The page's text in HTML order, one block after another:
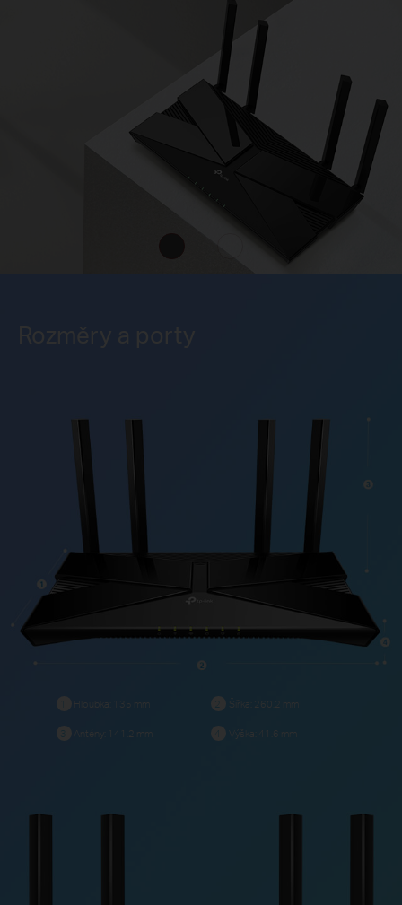
Hloubka: 135 mm 2 Šířka: 260.2 mm
3 Antény: 141.2 mm 4 Výška: 41.6 mm